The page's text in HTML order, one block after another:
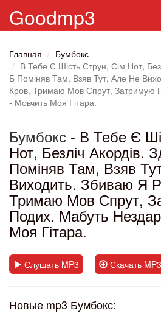
Goodmp3
Главная
Бумбокс
В Тебе Є Шість Струн, Сім Нот,
Б Поміняв Там, Взяв Тут, Але Не
Кров, Тримаю Мов Спрут, Затримую
- Мовчить Моя Гітара.
Бумбокс - В Тебе Є
Нот, Безліч Акордів.
Поміняв Там, Взяв
Виходить. Збиваю Я
Тримаю Мов Спрут,
Подих. Мабуть
Моя Гітара.
Слушать MP3 Скачать MP3
Новые mp3 Бумбокс: